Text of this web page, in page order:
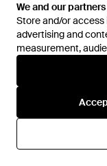
We and our
Store and/or
advertising and
measurement,
We and our
Store and/or
advertising and
measurement,
73 €
Bottines - Marron